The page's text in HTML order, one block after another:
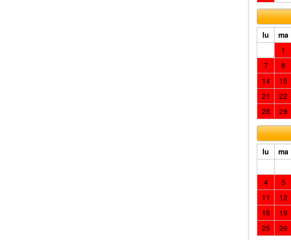
lu
ma
1
7
8
14
15
21
22
28
29
lu
ma
4
5
11
12
18
19
25
26